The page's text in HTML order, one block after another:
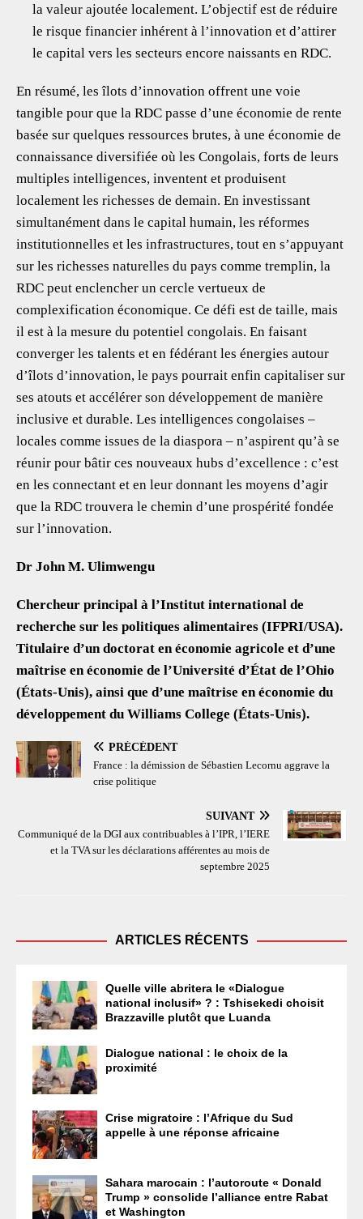
la valeur ajoutée localement. L’objectif est de réduire
le risque financier inhérent à l’innovation et d’attirer
le capital vers les secteurs encore naissants en RDC.
En résumé, les îlots d’innovation offrent une voie
tangible pour que la RDC passe d’une économie de rente
basée sur quelques ressources brutes, à une économie de
connaissance diversifiée où les Congolais, forts de leurs
multiples intelligences, inventent et produisent
localement les richesses de demain. En investissant
simultanément dans le capital humain, les réformes
institutionnelles et les infrastructures, tout en s’appuyant
sur les richesses naturelles du pays comme tremplin, la
RDC peut enclencher un cercle vertueux de
complexification économique. Ce défi est de taille, mais
il est à la mesure du potentiel congolais. En faisant
converger les talents et en fédérant les énergies autour
d’îlots d’innovation, le pays pourrait enfin capitaliser sur
ses atouts et accélérer son développement de manière
inclusive et durable. Les intelligences congolaises –
locales comme issues de la diaspora – n’aspirent qu’à se
réunir pour bâtir ces nouveaux hubs d’excellence : c’est
en les connectant et en leur donnant les moyens d’agir
que la RDC trouvera le chemin d’une prospérité fondée
sur l’innovation.
Dr John M. Ulimwengu
Chercheur principal à l’Institut international de
recherche sur les politiques alimentaires (IFPRI/USA).
Titulaire d’un doctorat en économie agricole et d’une
maîtrise en économie de l’Université d’État de l’Ohio
(États-Unis), ainsi que d’une maîtrise en économie du
développement du Williams College (États-Unis).
PRÉCÉDENT
France : la démission de Sébastien Lecornu aggrave la
crise politique
SUIVANT
Communiqué de la DGI aux contribuables à l’IPR, l’IERE
et la TVA sur les déclarations afférentes au mois de
septembre 2025
ARTICLES RÉCENTS
Quelle ville abritera le «Dialogue
national inclusif» ? : Tshisekedi choisit
Brazzaville plutôt que Luanda
Dialogue national : le choix de la
proximité
Crise migratoire : l’Afrique du Sud
appelle à une réponse africaine
Sahara marocain : l’autoroute « Donald
Trump » consolide l’alliance entre Rabat
et Washington